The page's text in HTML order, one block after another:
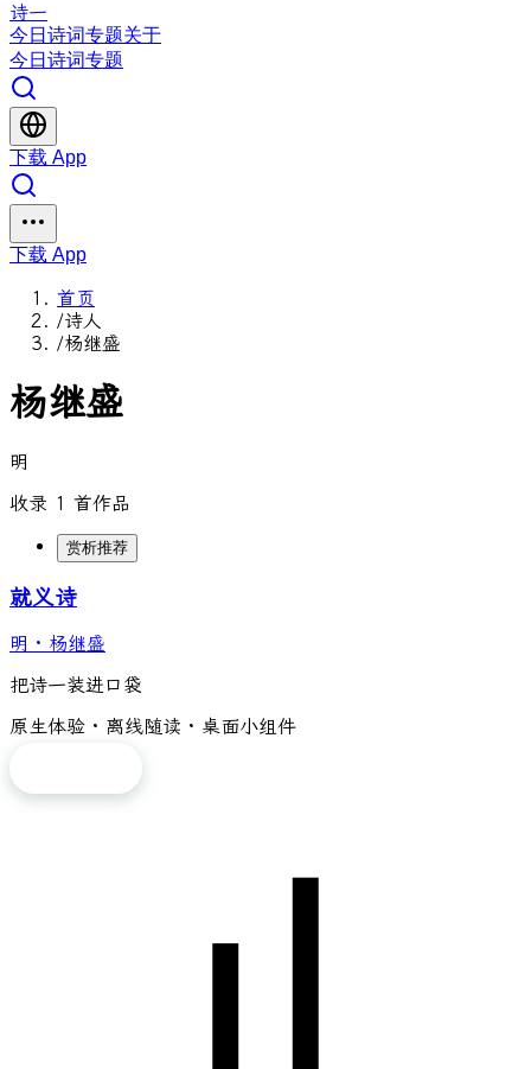
诗一
今日 诗词专题关于
今日 诗词专题
下载 App
下载 App
首页
/诗人
/杨继盛
杨继盛
明
收录 1 首作品
赏析推荐
就义诗
明 · 杨继盛
把诗一装进口袋
原生体验 · 离线随读 · 桌面小组件